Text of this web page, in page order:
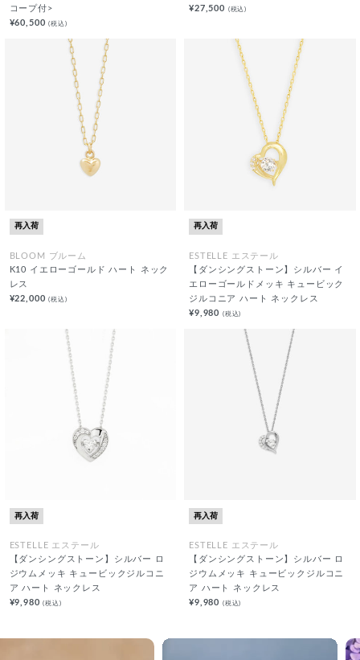
コープ付>
¥60,500(税込)
¥27,500 (税込)
再入荷
BLOOM ブルーム
K10 イエローゴールド ハート ネック
レス
¥22,000(税込)
再入荷
ESTELLE エステール
【ダンシングストーン】シルバー イ
エローゴールドメッキ キュービック
ジルコニア ハート ネックレス
¥9,980 (税込)
再入荷
ESTELLE エステール
【ダンシングストーン】シルバー ロ
ジウムメッキ キュービックジルコニ
ア ハート ネックレス
¥9,980(税込)
再入荷
ESTELLE エステール
【ダンシングストーン】シルバー ロ
ジウムメッキ キュービックジルコニ
ア ハート ネックレス
¥9,980 (税込)